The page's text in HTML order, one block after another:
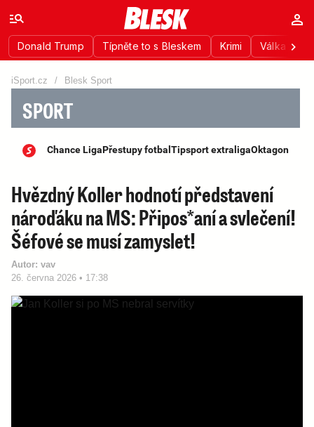
Donald Trump Típněte to s Bleskem Krimi Válka na
SPORT
Chance LigaPřestupy fotbal Tipsport extraligaOktagon
iSport.cz / Blesk Sport
26. června 2026 • 17:38
Hvězdný Koller hodnotí představení
nároďáku na MS: Připos*aní a svlečení!
Šéfové se musí zamyslet!
Autor: vav